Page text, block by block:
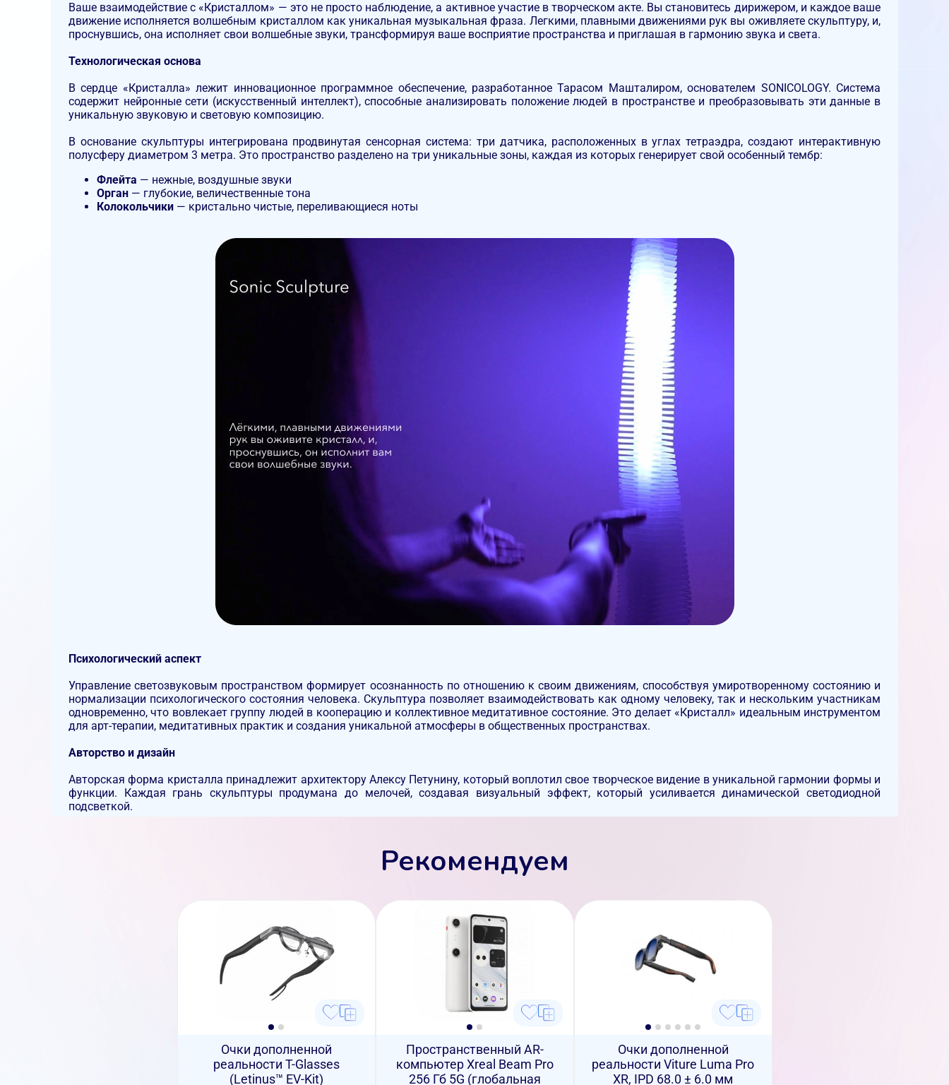
Ваше взаимодействие с «Кристаллом» — это не просто наблюдение, а активное участие в творческом акте. Вы становитесь дирижером, и каждое ваше
движение исполняется волшебным кристаллом как уникальная музыкальная фраза. Легкими, плавными движениями рук вы оживляете скульптуру, и,
проснувшись, она исполняет свои волшебные звуки, трансформируя ваше восприятие пространства и приглашая в гармонию звука и света.
Технологическая основа
В сердце «Кристалла» лежит инновационное программное обеспечение, разработанное Тарасом Машталиром, основателем SONICOLOGY. Система
содержит нейронные сети (искусственный интеллект), способные анализировать положение людей в пространстве и преобразовывать эти данные в
уникальную звуковую и световую композицию.
В основание скульптуры интегрирована продвинутая сенсорная система: три датчика, расположенных в углах тетраэдра, создают интерактивную
полусферу диаметром 3 метра. Это пространство разделено на три уникальные зоны, каждая из которых генерирует свой особенный тембр:
Флейта — нежные, воздушные звуки
Орган — глубокие, величественные тона
Колокольчики — кристально чистые, переливающиеся ноты
Психологический аспект
Управление светозвуковым пространством формирует осознанность по отношению к своим движениям, способствуя умиротворенному состоянию и
нормализации психологического состояния человека. Скульптура позволяет взаимодействовать как одному человеку, так и нескольким участникам
одновременно, что вовлекает группу людей в кооперацию и коллективное медитативное состояние. Это делает «Кристалл» идеальным инструментом
для арт-терапии, медитативных практик и создания уникальной атмосферы в общественных пространствах.
Авторство и дизайн
Авторская форма кристалла принадлежит архитектору Алексу Петунину, который воплотил свое творческое видение в уникальной гармонии формы и
функции. Каждая грань скульптуры продумана до мелочей, создавая визуальный эффект, который усиливается динамической светодиодной
подсветкой.
Рекомендуем
Очки дополненной
реальности T-Glasses
(Letinus™ EV-Kit)
Пространственный AR-
компьютер Xreal Beam Pro
256 Гб 5G (глобальная
Очки дополненной
реальности Viture Luma Pro
XR, IPD 68.0 ± 6.0 мм